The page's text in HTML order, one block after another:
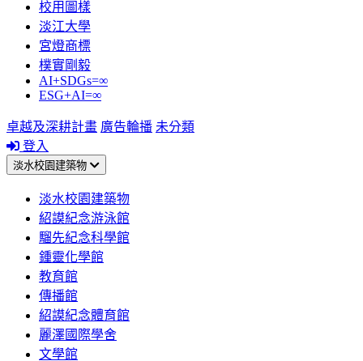
校用圖樣
淡江大學
宮燈商標
樸實剛毅
AI+SDGs=∞
ESG+AI=∞
卓越及深耕計畫 廣告輪播 未分類
登入
淡水校園建築物
淡水校園建築物
紹謨紀念游泳館
騮先紀念科學館
鍾靈化學館
教育館
傳播館
紹謨紀念體育館
麗澤國際學舍
文學館